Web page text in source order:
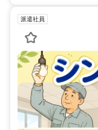
派遣社員